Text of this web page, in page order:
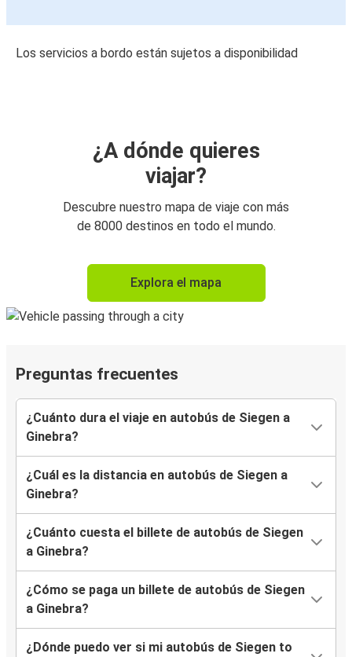
Los servicios a bordo están sujetos a disponibilidad
¿A dónde quieres
viajar?
Descubre nuestro mapa de viaje con más
de 8000 destinos en todo el mundo.
Explora el mapa
Preguntas frecuentes
¿Cuánto dura el viaje en autobús de Siegen a
Ginebra?
¿Cuál es la distancia en autobús de Siegen a
Ginebra?
¿Cuánto cuesta el billete de autobús de Siegen
a Ginebra?
¿Cómo se paga un billete de autobús de Siegen
a Ginebra?
¿Dónde puedo ver si mi autobús de Siegen to